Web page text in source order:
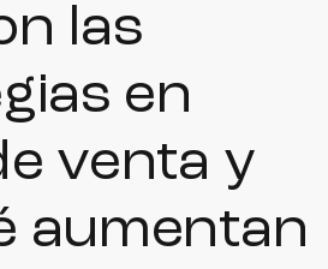
las
en
venta y
aumentan